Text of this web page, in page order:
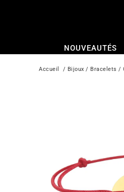
NOUVEAUTÉS
Accueil
  /
Bijoux / Bracelets /